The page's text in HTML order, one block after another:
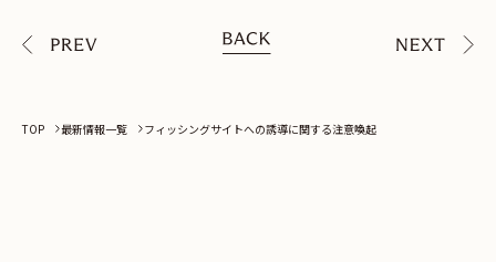
TOP 最新情報一覧 フィッシングサイトへの誘導に関する注意喚起